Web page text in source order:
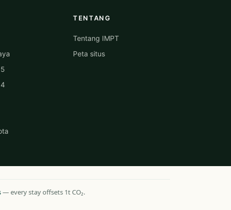
TENTANG
Tentang IMPT
Peta situs
— every stay offsets 1t CO₂.